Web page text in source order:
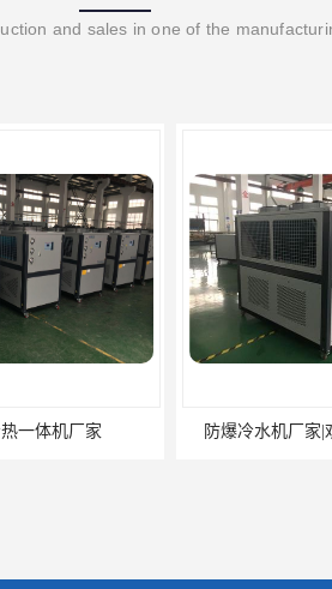
and sales in one of the
爆冷水机厂家|欢迎来电咨询 防